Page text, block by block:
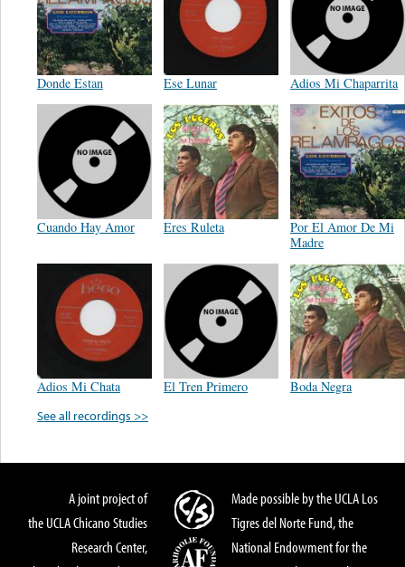
Donde Estan Ese Lunar Adios Mi Chaparrita
Cuando Hay Amor Eres Ruleta
Por El Amor De Mi
Madre
Adios Mi Chata El Tren Primero
Boda Negra
See all recordings >>
A joint project of
the UCLA Chicano Studies
Research Center,
Made possible by the UCLA Los
Tigres del Norte Fund, the
National Endowment for the